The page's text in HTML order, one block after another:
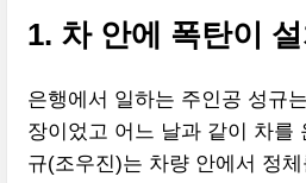
1. 차 안에 폭탄이
은행에서 일하는 주인공 성규
장이었고 어느 날과 같이 차를
규(조우진)는 차량 안에서 정